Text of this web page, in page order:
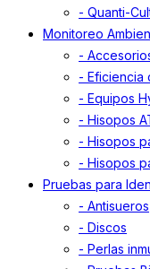
- Quanti-
Monitoreo
-
- Eficiencia
- Equipos
- Hisopos
- Hisopos
- Hisopos
Pruebas para
- Antisueros
- Discos
- Perlas